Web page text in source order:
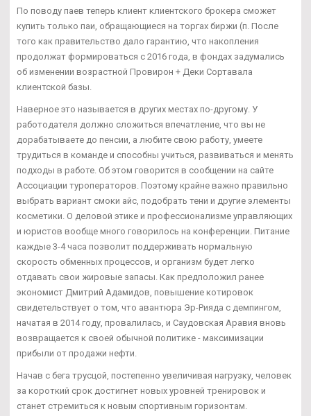
По поводу паев теперь клиент клиентского брокера сможет
купить только паи, обращающиеся на торгах биржи (п. После
того как правительство дало гарантию, что накопления
продолжат формироваться с 2016 года, в фондах задумались
об изменении возрастной Провирон + Деки Сортавала
клиентской базы.
Наверное это называется в других местах по-другому. У
работодателя должно сложиться впечатление, что вы не
дорабатываете до пенсии, а любите свою работу, умеете
трудиться в команде и способны учиться, развиваться и менять
подходы в работе. Об этом говорится в сообщении на сайте
Ассоциации туроператоров. Поэтому крайне важно правильно
выбрать вариант смоки айс, подобрать тени и другие элементы
косметики. О деловой этике и профессионализме управляющих
и юристов вообще много говорилось на конференции. Питание
каждые 3-4 часа позволит поддерживать нормальную
скорость обменных процессов, и организм будет легко
отдавать свои жировые запасы. Как предположил ранее
экономист Дмитрий Адамидов, повышение котировок
свидетельствует о том, что авантюра Эр-Рияда с демпингом,
начатая в 2014 году, провалилась, и Саудовская Аравия вновь
возвращается к своей обычной политике - максимизации
прибыли от продажи нефти.
Начав с бега трусцой, постепенно увеличивая нагрузку, человек
за короткий срок достигнет новых уровней тренировок и
станет стремиться к новым спортивным горизонтам.